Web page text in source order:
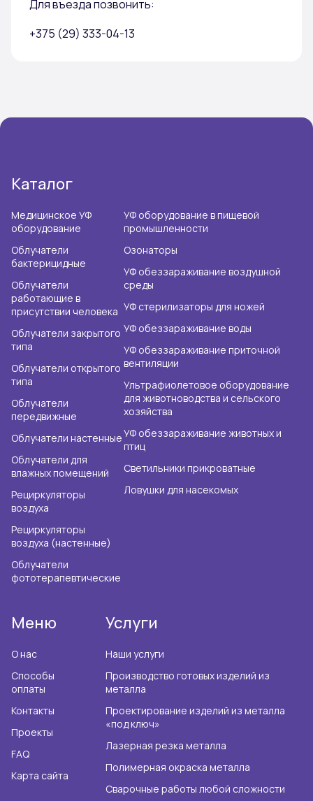
Для въезда позвонить:
+375 (29) 333-04-13
Каталог
Медицинское УФ
оборудование
Облучатели
бактерицидные
Облучатели
работающие в
присутствии человека
Облучатели закрытого
типа
Облучатели открытого
типа
Облучатели
передвижные
Облучатели настенные
Облучатели для
влажных помещений
Рециркуляторы
воздуха
Рециркуляторы
воздуха (настенные)
Облучатели
фототерапевтические
УФ оборудование в пищевой
промышленности
Озонаторы
УФ обеззараживание воздушной
среды
УФ стерилизаторы для ножей
УФ обеззараживание воды
УФ обеззараживание приточной
вентиляции
Ультрафиолетовое оборудование
для животноводства и сельского
хозяйства
УФ обеззараживание животных и
птиц
Светильники прикроватные
Ловушки для насекомых
Меню
О нас
Способы
оплаты
Контакты
Проекты
FAQ
Карта сайта
Услуги
Наши услуги
Производство готовых изделий из
металла
Проектирование изделий из металла
«под ключ»
Лазерная резка металла
Полимерная окраска металла
Сварочные работы любой сложности